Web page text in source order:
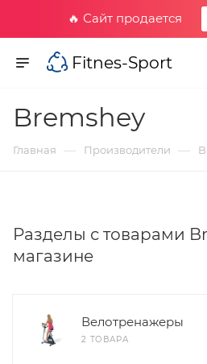
🔥 Сайт продается
Fitnes-Sport
Bremshey
Главная — Производители —
Разделы с товарами
магазине
Велотренажеры
2 ТОВАРА